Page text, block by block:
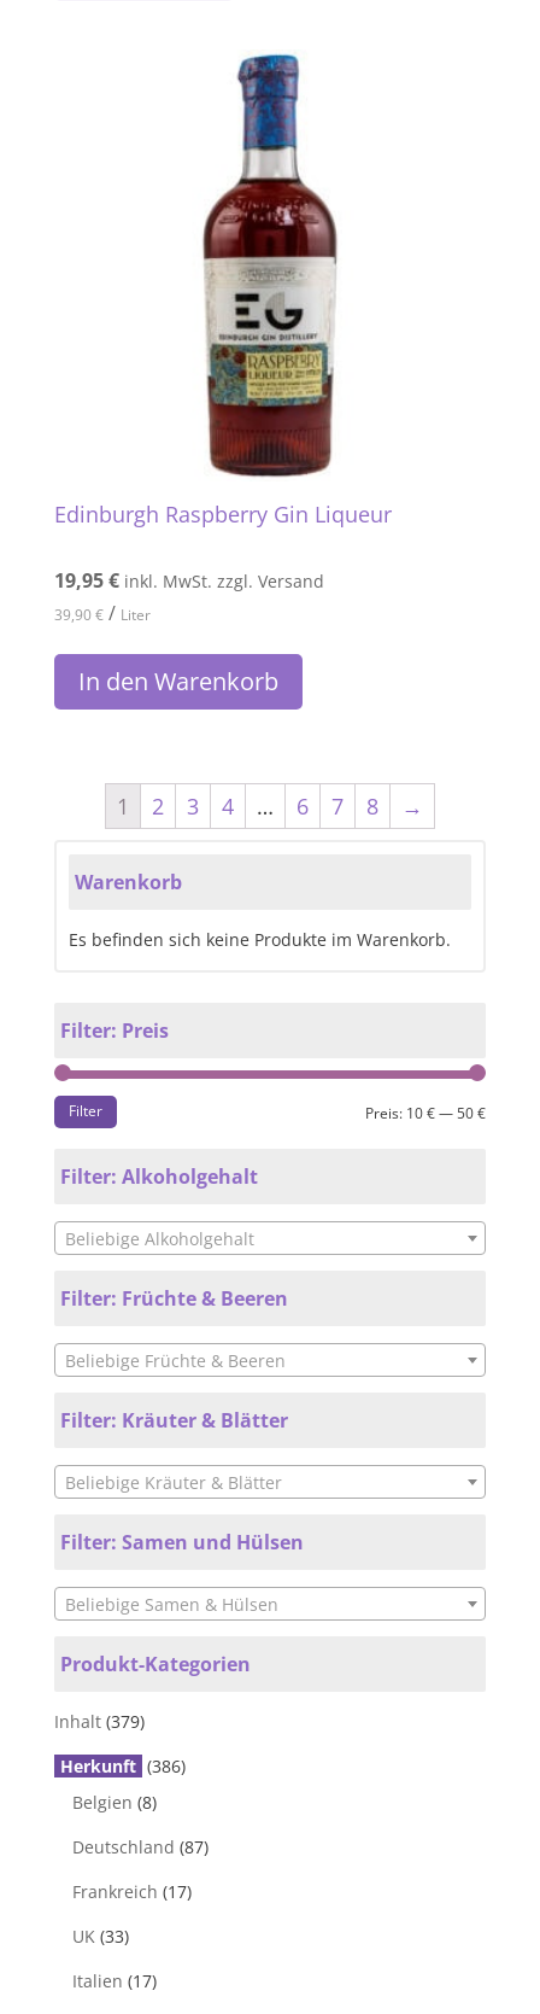
Edinburgh Raspberry Gin Liqueur
19,95€ inkl. MwSt. zzgl. Versand
39,90€/ Liter
In den Warenkorb
1 2 3 4 … 6 7 8 →
Warenkorb
Es befinden sich keine Produkte im Warenkorb.
Filter: Preis
Filter Preis: 10 €—50 €
Filter: Alkoholgehalt
Beliebige Alkoholgehalt
Filter: Früchte & Beeren
Beliebige Früchte & Beeren
Filter: Kräuter & Blätter
Beliebige Kräuter & Blätter
Filter: Samen und Hülsen
Beliebige Samen & Hülsen
Produkt-Kategorien
Inhalt (379)
Herkunft (386)
Belgien (8)
Deutschland (87)
Frankreich (17)
UK (33)
Italien (17)